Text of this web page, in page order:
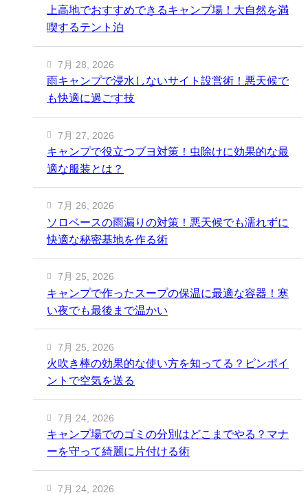
上高地でおすすめできるキャンプ場！大自然を満
喫するテント泊
雨キャンプで浸水しないサイト設営術！悪天候で
も快適に過ごす技
7月 28, 2026
キャンプで役立つブヨ対策！虫除けに効果的な最
適な服装とは？
7月 27, 2026
ソロベースの雨漏りの対策！悪天候でも濡れずに
快適な秘密基地を作る術
7月 26, 2026
キャンプで作ったスープの保温に最適な容器！寒
い夜でも最後まで温かい
7月 25, 2026
火吹き棒の効果的な使い方を知ってる？ピンポイ
ントで空気を送る
7月 25, 2026
キャンプ場でのゴミの分別はどこまでやる？マナ
ーを守って綺麗に片付ける術
7月 24, 2026
7月 24, 2026